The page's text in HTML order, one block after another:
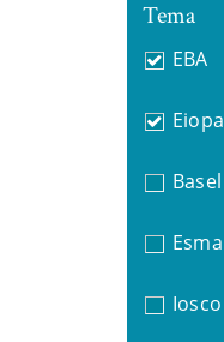
Tema
EBA
Eiopa
Basel
Esma
Iosco